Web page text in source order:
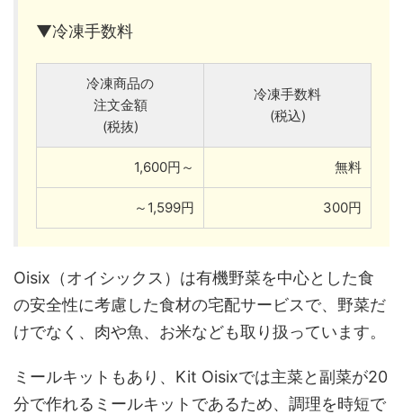
▼冷凍手数料
冷凍商品の
注文金額
(税抜)
冷凍手数料
(税込)
1,600円～ 無料
～1,599円 300円
Oisix（オイシックス）は有機野菜を中心とした食
の安全性に考慮した食材の宅配サービスで、野菜だ
けでなく、肉や魚、お米なども取り扱っています。
ミールキットもあり、Kit Oisixでは主菜と副菜が20
分で作れるミールキットであるため、調理を時短で